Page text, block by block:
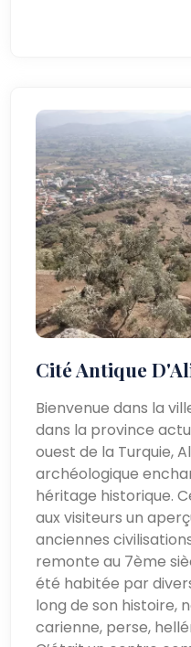
Cité Antique
Bienvenue dans la
dans la province
ouest de la Turquie,
archéologique
héritage historique.
aux visiteurs un
anciennes
remonte au 7ème
été habitée par
long de son histoire,
carienne, perse,